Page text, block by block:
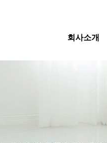
회사소개